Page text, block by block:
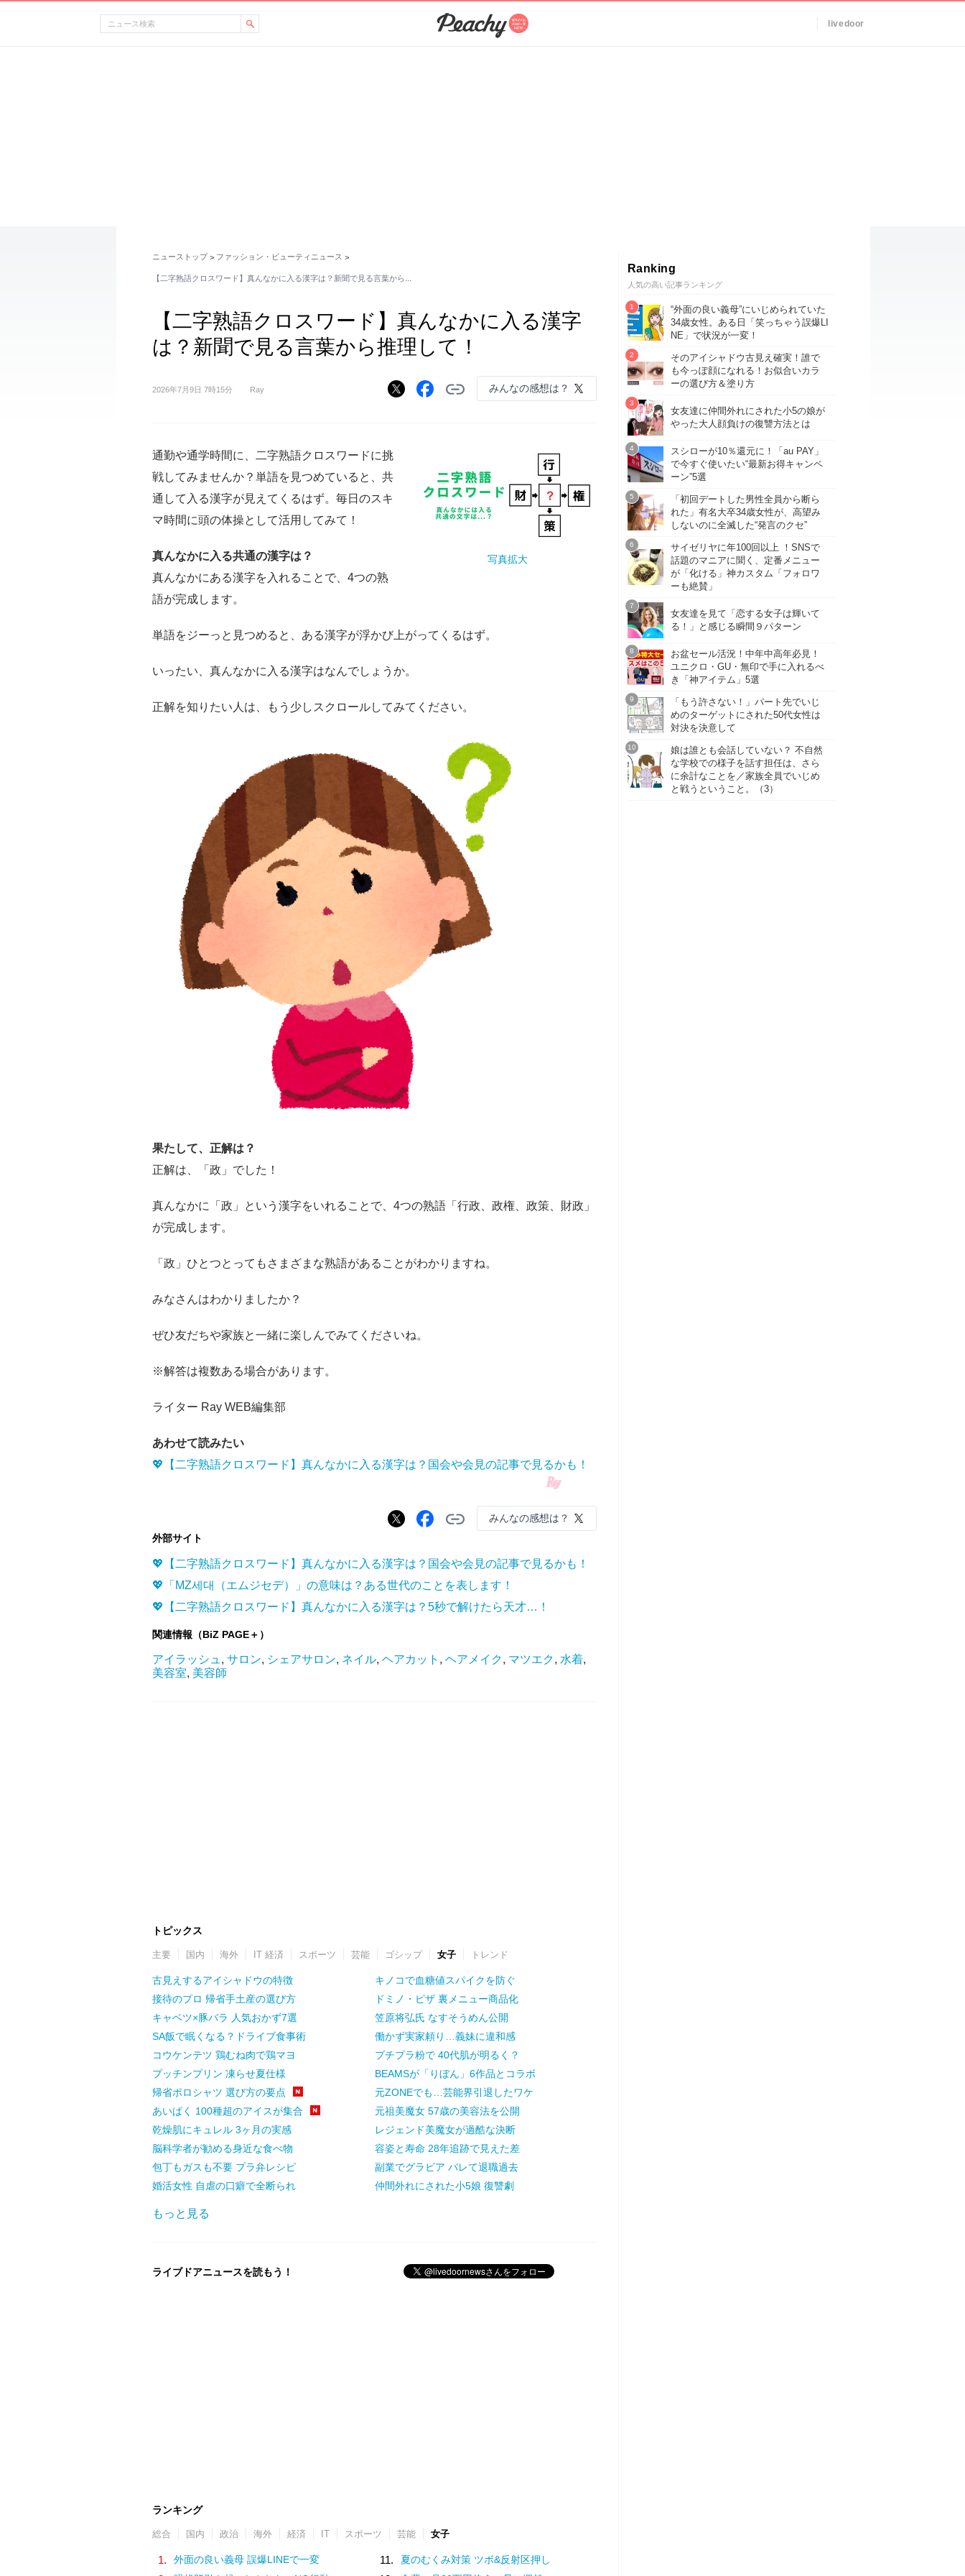
livedoor
ニューストップ > ファッション・ビューティニュース >
【二字熟語クロスワード】真んなかに入る漢字は？新聞で見る言葉から…
【二字熟語クロスワード】真んなかに入る漢字
は？新聞で見る言葉から推理して！
2026年7月9日 7時15分 Ray みんなの感想は？
写真拡大
通勤や通学時間に、二字熟語クロスワードに挑
戦してみませんか？単語を見つめていると、共
通して入る漢字が見えてくるはず。毎日のスキ
マ時間に頭の体操として活用してみて！
真んなかに入る共通の漢字は？
真んなかにある漢字を入れることで、4つの熟
語が完成します。
単語をジーっと見つめると、ある漢字が浮かび上がってくるはず。
いったい、真んなかに入る漢字はなんでしょうか。
正解を知りたい人は、もう少しスクロールしてみてください。
果たして、正解は？
正解は、「政」でした！
真んなかに「政」という漢字をいれることで、4つの熟語「行政、政権、政策、財政」
が完成します。
「政」ひとつとってもさまざまな熟語があることがわかりますね。
みなさんはわかりましたか？
ぜひ友だちや家族と一緒に楽しんでみてくださいね。
※解答は複数ある場合があります。
ライター Ray WEB編集部
あわせて読みたい
💖【二字熟語クロスワード】真んなかに入る漢字は？国会や会見の記事で見るかも！
みんなの感想は？
外部サイト
💖【二字熟語クロスワード】真んなかに入る漢字は？国会や会見の記事で見るかも！
💖「MZ세대（エムジセデ）」の意味は？ある世代のことを表します！
💖【二字熟語クロスワード】真んなかに入る漢字は？5秒で解けたら天才…！
関連情報（BiZ PAGE＋）
アイラッシュ , サロン, シェアサロン, ネイル, ヘアカット , ヘアメイク, マツエク, 水着,
美容室, 美容師
トピックス
主要 国内 海外 IT 経済 スポーツ 芸能 ゴシップ 女子 トレンド
古見えするアイシャドウの特徴
接待のプロ 帰省手土産の選び方
キャベツ×豚バラ 人気おかず7選
SA飯で眠くなる？ドライブ食事術
コウケンテツ 鶏むね肉で鶏マヨ
プッチンプリン 凍らせ夏仕様
帰省ポロシャツ 選び方の要点
あいぱく 100種超のアイスが集合
乾燥肌にキュレル 3ヶ月の実感
脳科学者が勧める身近な食べ物
包丁もガスも不要 プラ弁レシピ
婚活女性 自虐の口癖で全断られ
キノコで血糖値スパイクを防ぐ
ドミノ・ピザ 裏メニュー商品化
笠原将弘氏 なすそうめん公開
働かず実家頼り…義妹に違和感
プチプラ粉で 40代肌が明るく？
BEAMSが「りぼん」6作品とコラボ
元ZONEでも…芸能界引退したワケ
元祖美魔女 57歳の美容法を公開
レジェンド美魔女が過酷な決断
容姿と寿命 28年追跡で見えた差
副業でグラビア バレて退職過去
仲間外れにされた小5娘 復讐劇
もっと見る
ライブドアニュースを読もう！
ランキング
総合 国内 政治 海外 経済 IT スポーツ 芸能 女子
1. 外面の良い義母 誤爆LINEで一変 11. 夏のむくみ対策 ツボ&反射区押し
Ranking
人気の高い記事ランキング
“外面の良い義母”にいじめられていた
34歳女性。ある日「笑っちゃう誤爆LI
NE」で状況が一変！
そのアイシャドウ古見え確実！誰で
も今っぽ顔になれる！お似合いカラ
ーの選び方＆塗り方
女友達に仲間外れにされた小5の娘が
やった大人顔負けの復讐方法とは
スシローが10％還元に！「au PAY」
で今すぐ使いたい“最新お得キャンペ
ーン”5選
「初回デートした男性全員から断ら
れた」有名大卒34歳女性が、高望み
しないのに全滅した“発言のクセ”
サイゼリヤに年100回以上 ！SNSで
話題のマニアに聞く、定番メニュー
が「化ける」神カスタム「フォロワ
ーも絶賛」
女友達を見て「恋する女子は輝いて
る！」と感じる瞬間９パターン
お盆セール活況！中年中高年必見！
ユニクロ・GU・無印で手に入れるべ
き「神アイテム」5選
「もう許さない！」パート先でいじ
めのターゲットにされた50代女性は
対決を決意して
娘は誰とも会話していない？ 不自然
な学校での様子を話す担任は、さら
に余計なことを／家族全員でいじめ
と戦うということ。（3）